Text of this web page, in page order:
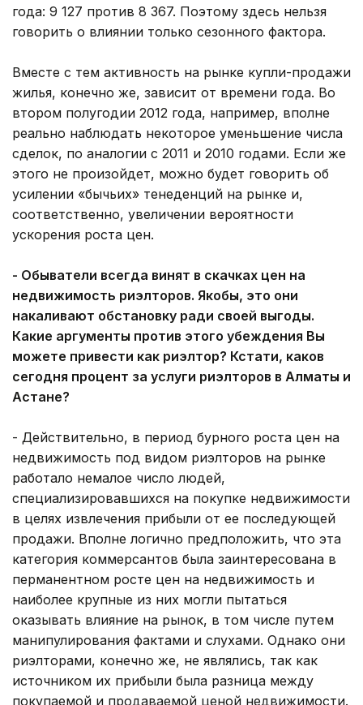
года: 9 127 против 8 367. Поэтому здесь нельзя
говорить о влиянии только сезонного фактора.
Вместе с тем активность на рынке купли-продажи
жилья, конечно же, зависит от времени года. Во
втором полугодии 2012 года, например, вполне
реально наблюдать некоторое уменьшение числа
сделок, по аналогии с 2011 и 2010 годами. Если же
этого не произойдет, можно будет говорить об
усилении «бычьих» тенеденций на рынке и,
соответственно, увеличении вероятности
ускорения роста цен.
- Обыватели всегда винят в скачках цен на
недвижимость риэлторов. Якобы, это они
накаливают обстановку ради своей выгоды.
Какие аргументы против этого убеждения Вы
можете привести как риэлтор? Кстати, каков
сегодня процент за услуги риэлторов в Алматы и
Астане?
- Действительно, в период бурного роста цен на
недвижимость под видом риэлторов на рынке
работало немалое число людей,
специализировавшихся на покупке недвижимости
в целях извлечения прибыли от ее последующей
продажи. Вполне логично предположить, что эта
категория коммерсантов была заинтересована в
перманентном росте цен на недвижимость и
наиболее крупные из них могли пытаться
оказывать влияние на рынок, в том числе путем
манипулирования фактами и слухами. Однако они
риэлторами, конечно же, не являлись, так как
источником их прибыли была разница между
покупаемой и продаваемой ценой недвижимости.